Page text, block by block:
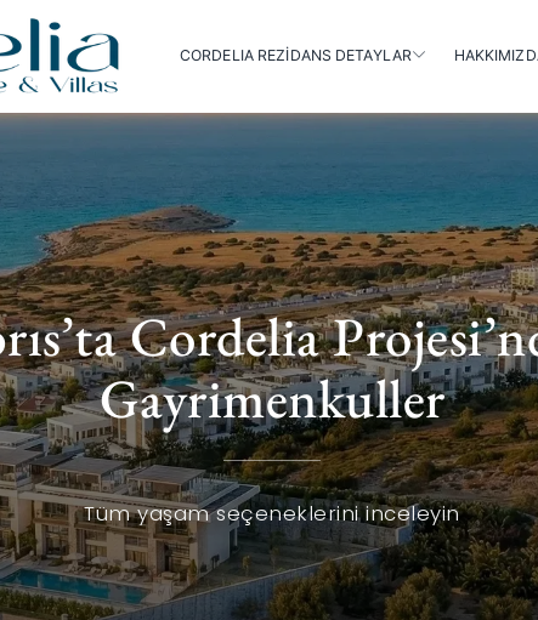
CORDELIA REZİDANS DETAYLAR
Cordelia
Gayrimenkuller
Tüm yaşam seçeneklerini inceleyin